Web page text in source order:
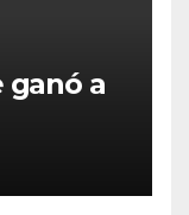
ganó a